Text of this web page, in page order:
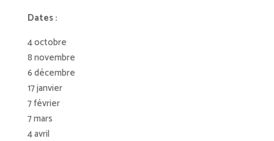
Dates :
4 octobre
8 novembre
6 décembre
17 janvier
7 février
7 mars
4 avril